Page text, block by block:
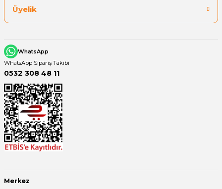
Üyelik
WhatsApp
WhatsApp Sipariş Takibi
0532 308 48 11
Merkez